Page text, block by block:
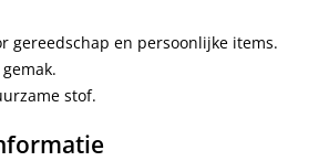
gereedschap en persoonlijke items.
stof.